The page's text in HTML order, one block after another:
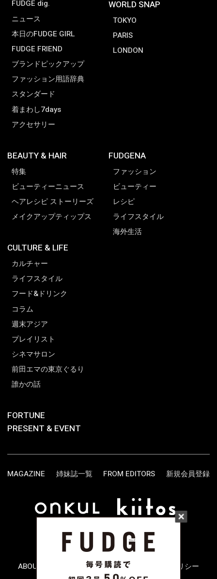
FUDGE dig.
ニュース
本日のFUDGE GIRL
FUDGE FRIEND
ブランドピックアップ
ファッション用語辞典
スタンダード
着まわし7days
アクセサリー
WORLD SNAP
TOKYO
PARIS
LONDON
BEAUTY & HAIR
特集
ビューティーニュース
ヘアレシピ ストーリーズ
メイクアップティップス
CULTURE & LIFE
カルチャー
ライフスタイル
フード&ドリンク
コラム
週末アジア
プレイリスト
シネマサロン
前田エマの東京ぐるり
誰かの話
FUDGENA
ファッション
ビューティー
レシピ
ライフスタイル
海外生活
FORTUNE
PRESENT & EVENT
MAGAZINE 姉妹誌一覧 FROM EDITORS 新規会員登録
ABOUT US お問い合わせ プライバシーポリシー